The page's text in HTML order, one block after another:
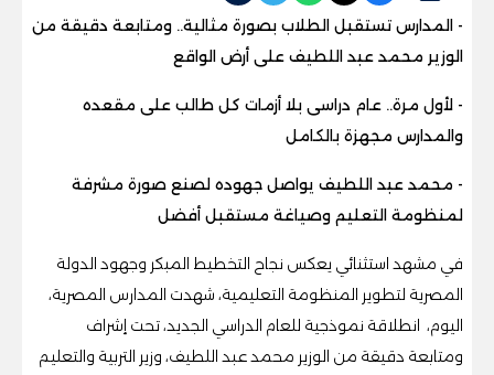
- المدارس تستقبل الطلاب بصورة مثالية.. ومتابعة دقيقة من
الوزير محمد عبد اللطيف على أرض الواقع
- لأول مرة.. عام دراسى بلا أزمات كل طالب على مقعده
والمدارس مجهزة بالكامل
- محمد عبد اللطيف يواصل جهوده لصنع صورة مشرفة
لمنظومة التعليم وصياغة مستقبل أفضل
في مشهد استثنائي يعكس نجاح التخطيط المبكر وجهود الدولة
المصرية لتطوير المنظومة التعليمية، شهدت المدارس المصرية،
اليوم، انطلاقة نموذجية للعام الدراسي الجديد، تحت إشراف
ومتابعة دقيقة من الوزير محمد عبد اللطيف، وزير التربية والتعليم